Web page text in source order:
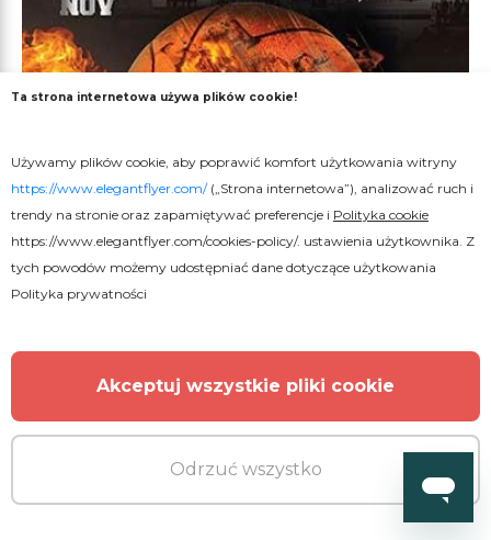
Ta strona internetowa używa plików cookie!
Używamy plików cookie, aby poprawić komfort użytkowania witryny
https://www.elegantflyer.com/(„Strona internetowa”), analizować ruch i
trendy na stronie oraz zapamiętywać preferencje i Polityka cookie
https://www.elegantflyer.com/cookies-policy/. ustawienia użytkownika. Z
tych powodów możemy udostępniać dane dotyczące użytkowania
Polityka prywatności
Akceptuj wszystkie pliki cookie
Odrzuć wszystko